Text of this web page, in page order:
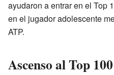
ayudaron a entrar en el Top
en el jugador adolescente
ATP.
Ascenso al Top